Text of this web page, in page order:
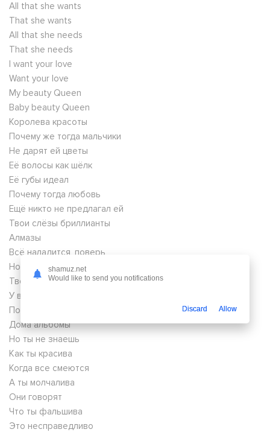
All that she wants
That she wants
All that she needs
That she needs
I want your love
Want your love
My beauty Queen
Baby beauty Queen
Королева красоты
Почему же тогда мальчики
Не дарят ей цветы
Её волосы как шёлк
Её губы идеал
Почему тогда любовь
Ещё никто не предлагал ей
Твои слёзы бриллианты
Алмазы
Всё наладится, поверь
Но не сразу
Твоё имя на устах
У всей школы
Пока ты листаешь
Дома альбомы
Но ты не знаешь
Как ты красива
Когда все смеются
А ты молчалива
Они говорят
Что ты фальшива
Это несправедливо
shamuz.net
Would like to send you notifications
Discard Allow